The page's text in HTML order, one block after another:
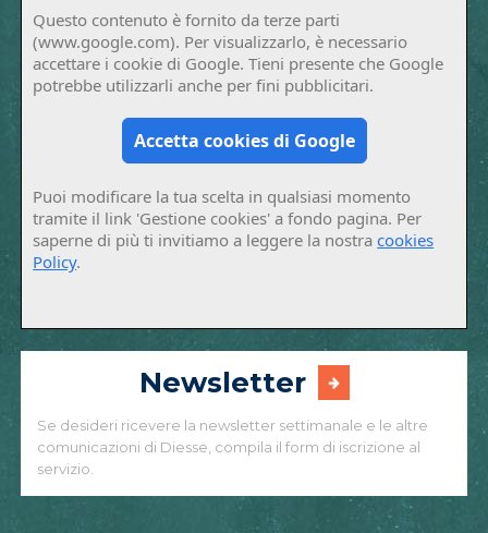
Questo contenuto è fornito da terze parti
(www.google.com). Per visualizzarlo, è necessario
accettare i cookie di Google. Tieni presente che Google
potrebbe utilizzarli anche per fini pubblicitari.
Accetta cookies di Google
Puoi modificare la tua scelta in qualsiasi momento
tramite il link 'Gestione cookies' a fondo pagina. Per
saperne di più ti invitiamo a leggere la nostracookies
Policy.
Newsletter
Se desideri ricevere la newsletter settimanale e le altre
comunicazioni di Diesse, compila il form di iscrizione al
servizio.